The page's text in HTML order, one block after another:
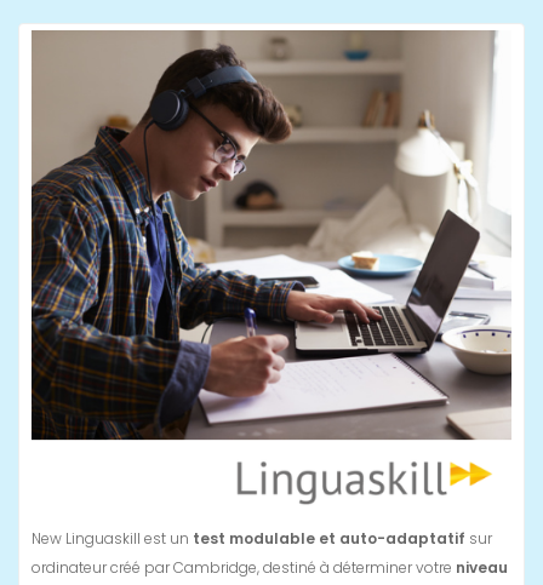
New Linguaskill est un test modulable et auto-adaptatif sur
ordinateur créé par Cambridge, destiné à déterminer votre niveau